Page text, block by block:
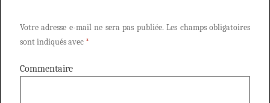
Votre adresse e-mail ne sera pas publiée. Les champs obligatoires
sont indiqués avec *
Commentaire